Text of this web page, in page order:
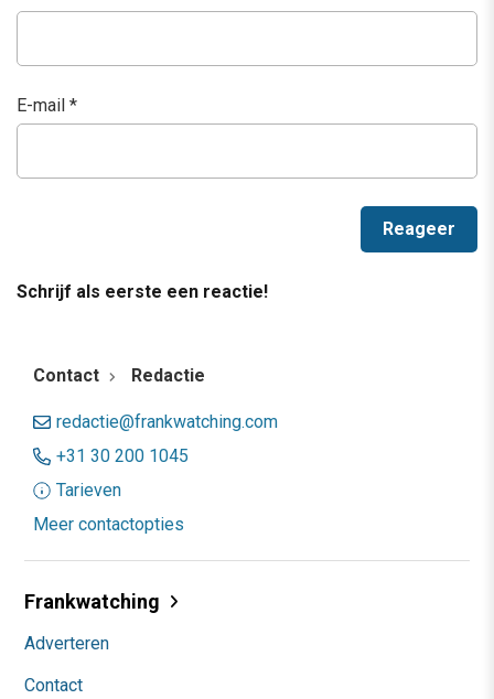
E-mail *
Schrijf als eerste een reactie!
Contact Redactie
redactie@frankwatching.com
+31 30 200 1045
Tarieven
Meer contactopties
Frankwatching
Adverteren
Contact